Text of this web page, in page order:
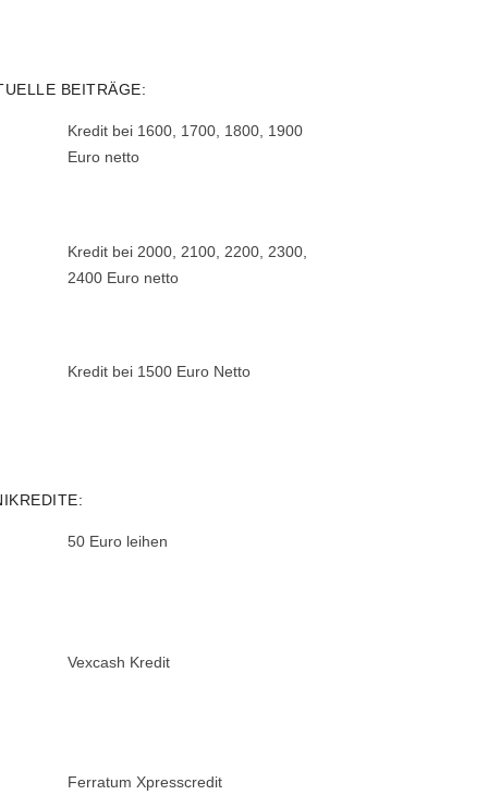
BEITRÄGE:
Kredit bei 1600, 1700, 1800, 1900
Euro netto
Kredit bei 2000, 2100, 2200, 2300,
2400 Euro netto
Kredit bei 1500 Euro Netto
50 Euro leihen
Vexcash Kredit
Ferratum Xpresscredit